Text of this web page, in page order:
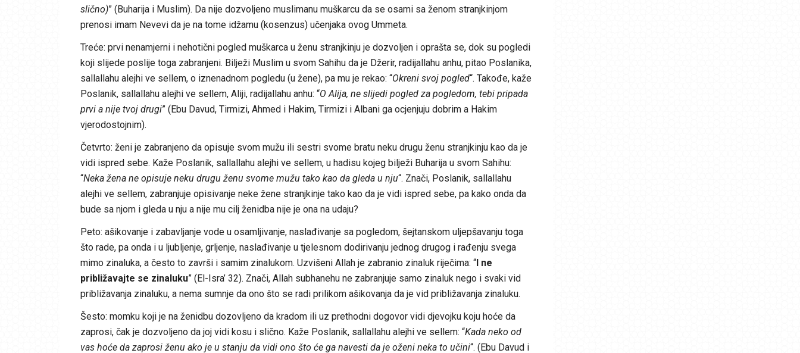
slično)” (Buharija i Muslim). Da nije dozvoljeno muslimanu muškarcu da se osami sa ženom stranjkinjom
prenosi imam Nevevi da je na tome idžamu (kosenzus) učenjaka ovog Ummeta.
Treće: prvi nenamjerni i nehotični pogled muškarca u ženu stranjkinju je dozvoljen i oprašta se, dok su pogledi
koji slijede poslije toga zabranjeni. Bilježi Muslim u svom Sahihu da je Džerir, radijallahu anhu, pitao Poslanika,
sallallahu alejhi ve sellem, o iznenadnom pogledu (u žene), pa mu je rekao: “Okreni svoj pogled“. Takođe, kaže
Poslanik, sallallahu alejhi ve sellem, Aliji, radijallahu anhu: “O Alija, ne slijedi pogled za pogledom, tebi pripada
prvi a nije tvoj drugi” (Ebu Davud, Tirmizi, Ahmed i Hakim, Tirmizi i Albani ga ocjenjuju dobrim a Hakim
vjerodostojnim).
Četvrto: ženi je zabranjeno da opisuje svom mužu ili sestri svome bratu neku drugu ženu stranjkinju kao da je
vidi ispred sebe. Kaže Poslanik, sallallahu alejhi ve sellem, u hadisu kojeg bilježi Buharija u svom Sahihu:
“Neka žena ne opisuje neku drugu ženu svome mužu tako kao da gleda u nju“. Znači, Poslanik, sallallahu
alejhi ve sellem, zabranjuje opisivanje neke žene stranjkinje tako kao da je vidi ispred sebe, pa kako onda da
bude sa njom i gleda u nju a nije mu cilj ženidba nije je ona na udaju?
Peto: ašikovanje i zabavljanje vode u osamljivanje, naslađivanje sa pogledom, šejtanskom uljepšavanju toga
što rade, pa onda i u ljubljenje, grljenje, naslađivanje u tjelesnom dodirivanju jednog drugog i rađenju svega
mimo zinaluka, a često to završi i samim zinalukom. Uzvišeni Allah je zabranio zinaluk riječima: “I ne
približavajte se zinaluku” (El-Isra’ 32). Znači, Allah subhanehu ne zabranjuje samo zinaluk nego i svaki vid
približavanja zinaluku, a nema sumnje da ono što se radi prilikom ašikovanja da je vid približavanja zinaluku.
Šesto: momku koji je na ženidbu dozovljeno da kradom ili uz prethodni dogovor vidi djevojku koju hoće da
zaprosi, čak je dozvoljeno da joj vidi kosu i slično. Kaže Poslanik, sallallahu alejhi ve sellem: “Kada neko od
vas hoće da zaprosi ženu ako je u stanju da vidi ono što će ga navesti da je oženi neka to učini“. (Ebu Davud i